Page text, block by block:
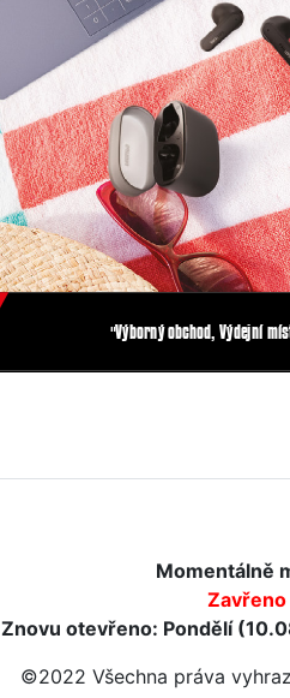
Momentálně
Zavřeno
Znovu otevřeno: Pondělí
©2022 Všechna práva